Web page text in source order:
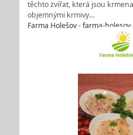
těchto zvířat, která jsou
objemnými krmivy…
Farma Holešov - farma-